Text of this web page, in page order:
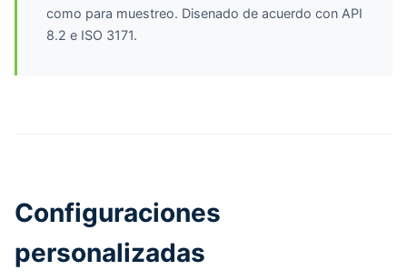
como para muestreo. Disenado de acuerdo con API
8.2 e ISO 3171.
Configuraciones
personalizadas